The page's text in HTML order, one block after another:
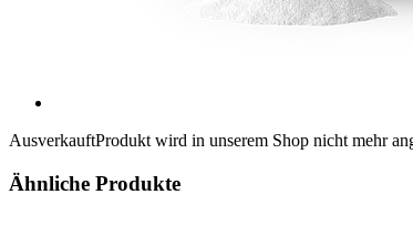
AusverkauftProdukt wird in unserem Shop nicht mehr
Ähnliche Produkte